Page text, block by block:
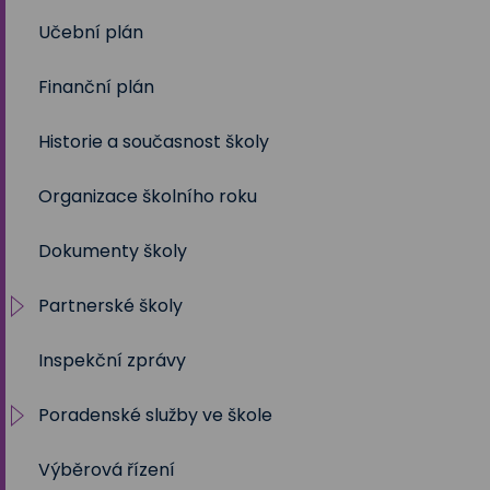
2023/2024
2022/2023
2021/2022
2020/2021
2019/2020
2018/2019
2017/2018
2016/2017
2015/2016
Volby 2020
Volby 2023
Učební plán
Finanční plán
Historie a současnost školy
Organizace školního roku
Dokumenty školy
Partnerské školy
Projekty
Inspekční zprávy
Poradenské služby ve škole
Výchovný a kariérní poradce
Výběrová řízení